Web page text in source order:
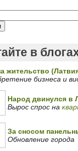
в
жительство
бизнеса и
Народ двинулся в
Вырос спрос на
За сносом
Обновление города